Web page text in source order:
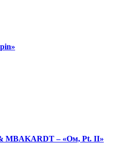
MBAKARDT – «Ом, Pt. II»